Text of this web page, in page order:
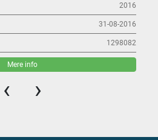
2016
31-08-2016
1298082
Mere info
‹ ›